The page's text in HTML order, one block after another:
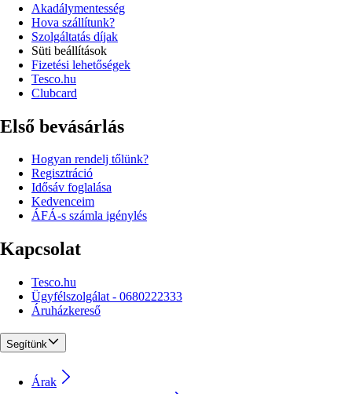
Akadálymentesség
Hova szállítunk?
Szolgáltatás díjak
Süti beállítások
Fizetési lehetőségek
Tesco.hu
Clubcard
Első bevásárlás
Hogyan rendelj tőlünk?
Regisztráció
Idősáv foglalása
Kedvenceim
ÁFÁ-s számla igénylés
Kapcsolat
Tesco.hu
Ügyfélszolgálat - 0680222333
Áruházkereső
Segítünk
Árak